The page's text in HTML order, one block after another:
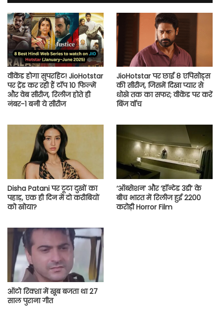
वीकेंड होगा सुपरहिट! JioHotstar
पर ट्रेंड कर रही हैं टॉप 10 फिल्में
और वेब सीरीज, रिलीज होते ही
नंबर-1 बनी ये सीरीज
JioHotstar पर छाई 8 एपिसोड्स
की सीरीज, जिसमें दिखा प्यार से
धोखे तक का सफर; वीकेंड पर करें
बिंज वॉच
Disha Patani पर टूटा दुखों का
पहाड़, एक ही दिन में दो करीबियों
को खोया?
‘ऑब्सेशन’ और ‘हॉन्टेड 3डी’ के
बीच भारत में रिलीज हुई 2200
करोड़ी Horror Film
ऑटो रिक्शा में खूब बजता था 27
साल पुराना गीत